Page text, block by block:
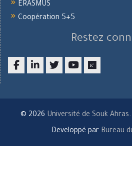
ERASMUS
Coopération 5+5
Restez
© 2026 Université de Souk Ahras
Developpé par Bureau